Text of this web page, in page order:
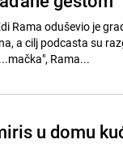
Rama oduševio je
a cilj podcasta su
Rama...
u domu